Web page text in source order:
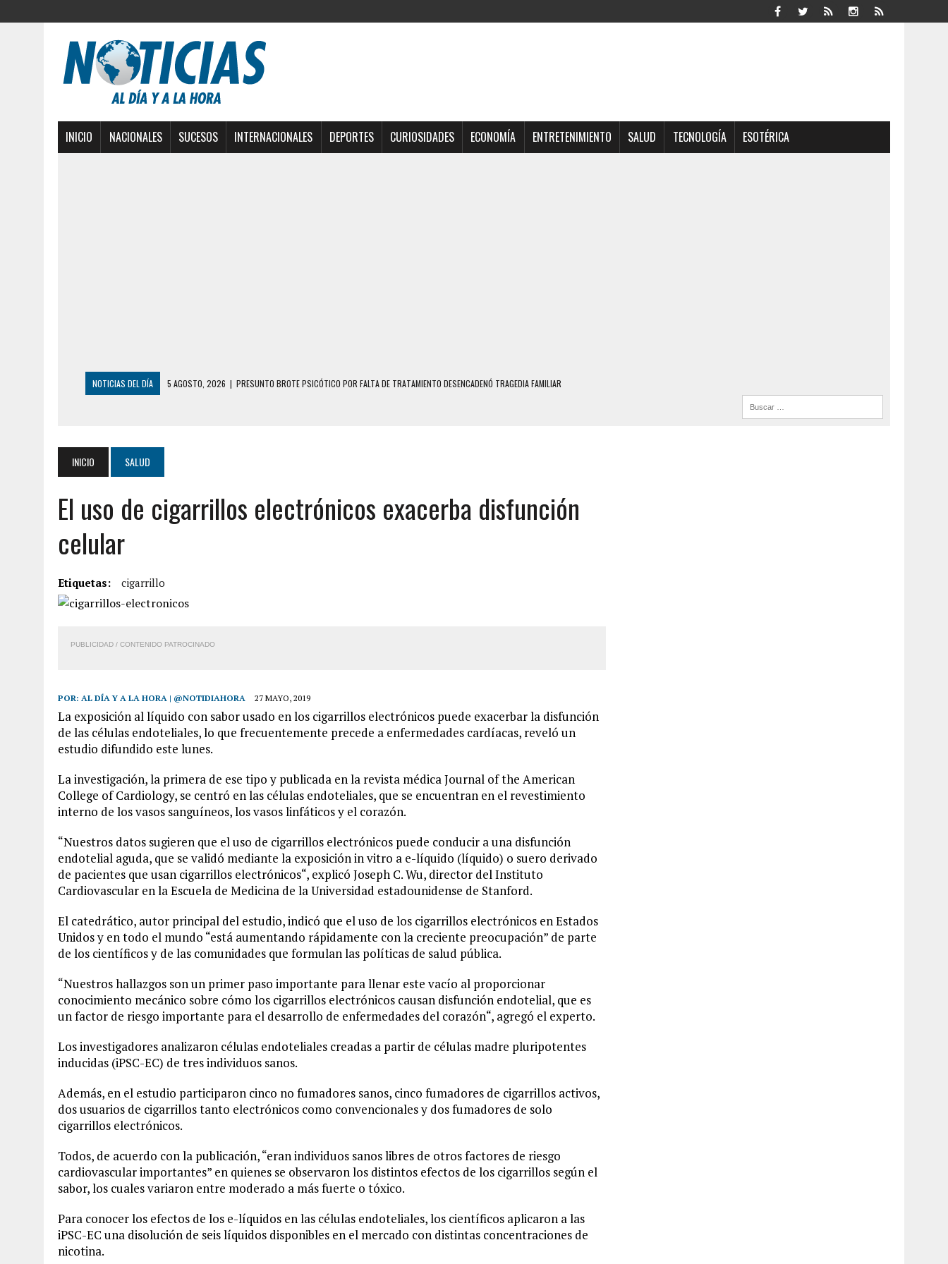
INICIO NACIONALES SUCESOS INTERNACIONALES DEPORTES CURIOSIDADES ECONOMÍA ENTRETENIMIENTO SALUD TECNOLOGÍA ESOTÉRICA
NOTICIAS DEL DÍA 5 AGOSTO, 2026 | HORROR EN BARINAS: UN HOMBRE INDUJO AL SUICIDIO A UNA ADOLESCENTE DE 13 AÑOS TRAS ABUSAR DE ELLA
2 AGOSTO, 2026 | AYUDABA A PERSONAS EN SITUACIÓN DE CALLE Y MURIÓ A MANOS DE VARIOS DE ELLOS EN MATURÍN
2 AGOSTO, 2026
COLAPSÓ TECHO DE UNA VIVIENDA EN EL CENTRO DE CARACAS CON MÁS DE 20 PERSONAS ADENTRO
7 AGOSTO, 2026
| LOCALIZARON CUERPO DE ‘LA SEÑORA DE LAS UÑAS BONITAS’ 42 DÍAS DESPUÉS DE LOS TERREMOTOS EN LA GUAIRA
6 AGOSTO, 2026
6 AGOSTO, 2026
INICIO SALUD
El uso de cigarrillos electrónicos exacerba disfunción
celular
Etiquetas: cigarrillo
PUBLICIDAD / CONTENIDO PATROCINADO
POR: AL DÍA Y A LA HORA | @NOTIDIAHORA 27 MAYO, 2019
La exposición al líquido con sabor usado en los cigarrillos electrónicos puede exacerbar la disfunción
de las células endoteliales, lo que frecuentemente precede a enfermedades cardíacas, reveló un
estudio difundido este lunes.
La investigación, la primera de ese tipo y publicada en la revista médica Journal of the American
College of Cardiology, se centró en las células endoteliales, que se encuentran en el revestimiento
interno de los vasos sanguíneos, los vasos linfáticos y el corazón.
“Nuestros datos sugieren que el uso de cigarrillos electrónicos puede conducir a una disfunción
endotelial aguda, que se validó mediante la exposición in vitro a e-líquido (líquido) o suero derivado
de pacientes que usan cigarrillos electrónicos“, explicó Joseph C. Wu, director del Instituto
Cardiovascular en la Escuela de Medicina de la Universidad estadounidense de Stanford.
El catedrático, autor principal del estudio, indicó que el uso de los cigarrillos electrónicos en Estados
Unidos y en todo el mundo “está aumentando rápidamente con la creciente preocupación” de parte
de los científicos y de las comunidades que formulan las políticas de salud pública.
“Nuestros hallazgos son un primer paso importante para llenar este vacío al proporcionar
conocimiento mecánico sobre cómo los cigarrillos electrónicos causan disfunción endotelial, que es
un factor de riesgo importante para el desarrollo de enfermedades del corazón“, agregó el experto.
Los investigadores analizaron células endoteliales creadas a partir de células madre pluripotentes
inducidas (iPSC-EC) de tres individuos sanos.
Además, en el estudio participaron cinco no fumadores sanos, cinco fumadores de cigarrillos activos,
dos usuarios de cigarrillos tanto electrónicos como convencionales y dos fumadores de solo
cigarrillos electrónicos.
Todos, de acuerdo con la publicación, “eran individuos sanos libres de otros factores de riesgo
cardiovascular importantes” en quienes se observaron los distintos efectos de los cigarrillos según el
sabor, los cuales variaron entre moderado a más fuerte o tóxico.
Para conocer los efectos de los e-líquidos en las células endoteliales, los científicos aplicaron a las
iPSC-EC una disolución de seis líquidos disponibles en el mercado con distintas concentraciones de
nicotina.